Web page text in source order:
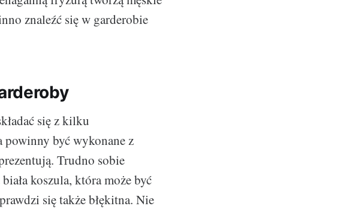
znaleźć się w garderobie
się z kilku
powinny być wykonane z
Trudno sobie
koszula, która może być
się także błękitna. Nie